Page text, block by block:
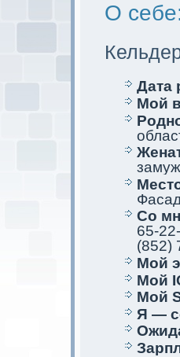
О
Дата
Мой
Со
65-
(852)
Мой
Мой
Мой
Я —